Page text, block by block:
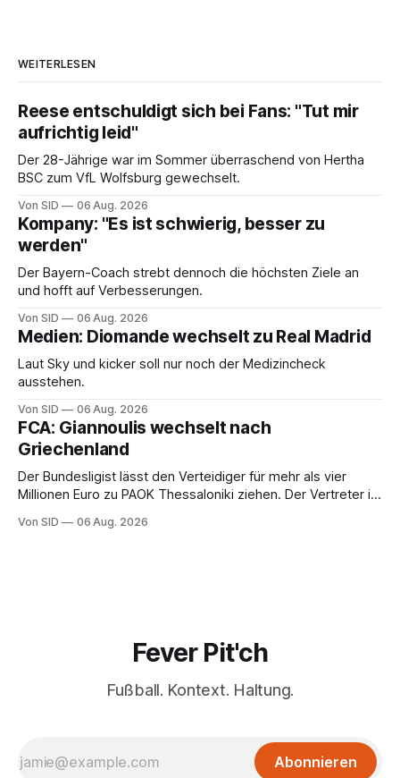
WEITERLESEN
Reese entschuldigt sich bei Fans: "Tut mir
aufrichtig leid"
Der 28-Jährige war im Sommer überraschend von Hertha
BSC zum VfL Wolfsburg gewechselt.
Von SID 06 Aug. 2026
Kompany: "Es ist schwierig, besser zu
werden"
Der Bayern-Coach strebt dennoch die höchsten Ziele an
und hofft auf Verbesserungen.
Von SID 06 Aug. 2026
Medien: Diomande wechselt zu Real Madrid
Laut Sky und kicker soll nur noch der Medizincheck
ausstehen.
Von SID 06 Aug. 2026
FCA: Giannoulis wechselt nach
Griechenland
Der Bundesligist lässt den Verteidiger für mehr als vier
Millionen Euro zu PAOK Thessaloniki ziehen. Der Vertreter ist
Von SID 06 Aug. 2026
Fever Pit'ch
Fußball. Kontext. Haltung.
Abonnieren